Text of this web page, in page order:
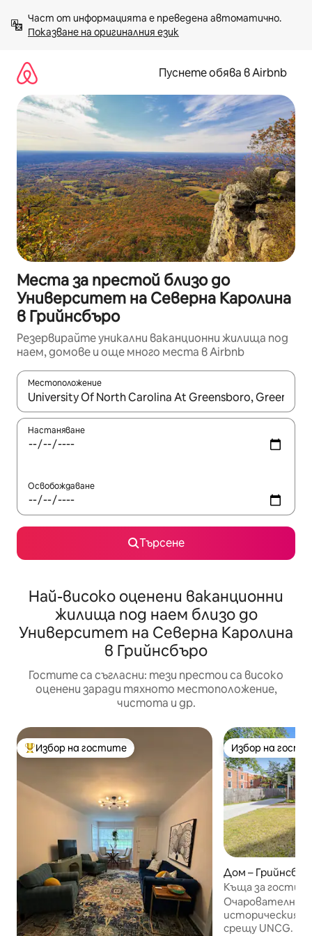
към
съдържанието
Показване на оригиналния език
Пуснете обява в Airbnb
Места за престой близо до
Университет на Северна Каролина
в Грийнсбъро
Резервирайте уникални ваканционни жилища под
наем, домове и още много места в Airbnb
Местоположение
Когато резултатите се покажат, използвайте
Настаняване
Освобождаване
Търсене
Най-високо оценени ваканционни
жилища под наем близо до
Университет на Северна Каролина
в Грийнсбъро
Гостите са съгласни: тези престои са високо
оценени заради тяхното местоположение,
чистота и др.
Най-популярен избор на гостите
Избор на гостите Избор на
Избор на
Дом –
Къща за гости в
Очарователна
историческия
срещу UNCG. Напълно оборудвана